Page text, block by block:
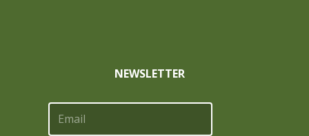
NEWSLETTER